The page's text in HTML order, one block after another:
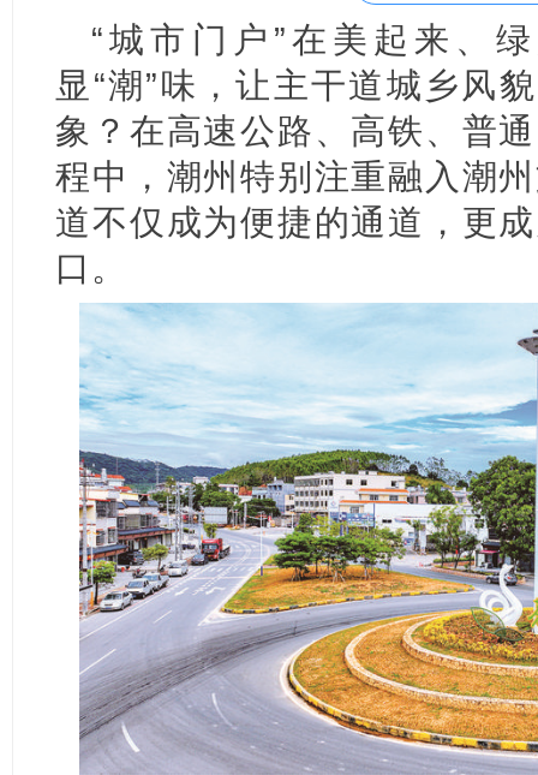
“城市门户”在美起来、
显“潮”味，让主干道城乡风
象？在高速公路、高铁、普
程中，潮州特别注重融入潮
道不仅成为便捷的通道，更
口。